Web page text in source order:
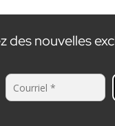
des nouvelles